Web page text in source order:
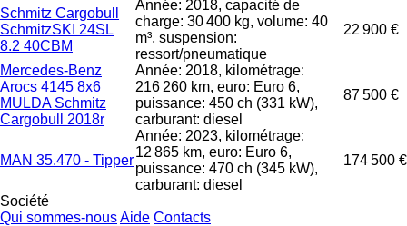
Schmitz Cargobull
SchmitzSKI 24SL
8.2 40CBM
Année: 2018, capacité de
charge: 30 400 kg, volume: 40
m³, suspension:
ressort/pneumatique
22 900 €
Mercedes-Benz
Arocs 4145 8x6
MULDA Schmitz
Cargobull 2018r
Année: 2018, kilométrage:
216 260 km, euro: Euro 6,
puissance: 450 ch (331 kW),
carburant: diesel
87 500 €
MAN 35.470 - Tipper
Année: 2023, kilométrage:
12 865 km, euro: Euro 6,
puissance: 470 ch (345 kW),
carburant: diesel
174 500 €
Société
Qui sommes-nousAide Contacts